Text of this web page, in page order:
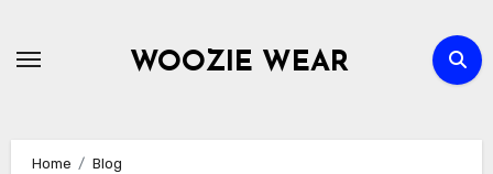
WOOZIE WEAR
Home
Blog